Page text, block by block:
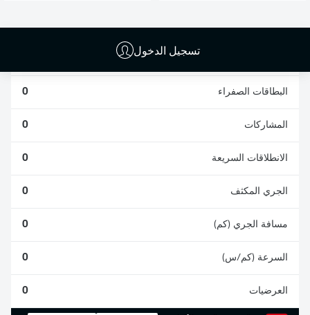
تسجيل الدخول
البطاقات الصفراء 0
المشاركات 0
الانطلاقات السريعة 0
الجري المكثف 0
مسافة الجري (كم) 0
السرعة (كم/س) 0
العرضيات 0